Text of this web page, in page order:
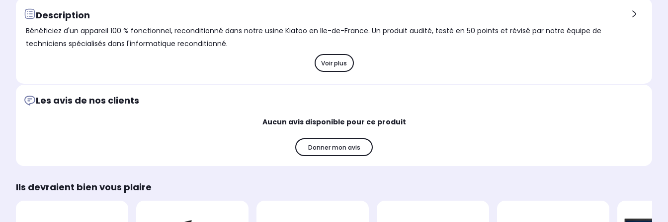
Description
Bénéficiez d'un appareil 100 % fonctionnel, reconditionné dans notre usine Kiatoo en Ile-de-France. Un produit audité, testé en 50 points et révisé par notre équipe de
techniciens spécialisés dans l'informatique reconditionné.
Voir plus
Les avis de nos clients
Aucun avis disponible pour ce produit
Donner mon avis
Ils devraient bien vous plaire